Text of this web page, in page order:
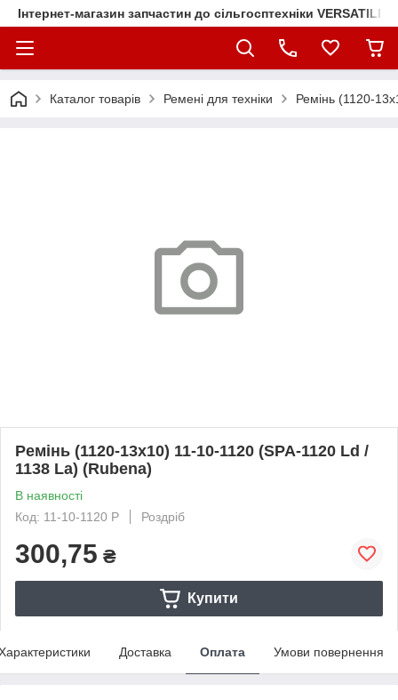
Інтернет-магазин запчастин до сільгосптехніки VERSATILE
Каталог товарів Ремені для техніки Ремінь (1120-
Ремінь (1120-13х10) 11-10-1120 (SPA-1120 Ld /
1138 La) (Rubena)
В наявності
Код: 11-10-1120 Р
Роздріб
300,75 ₴
Купити
Доставка Оплата Умови повернення